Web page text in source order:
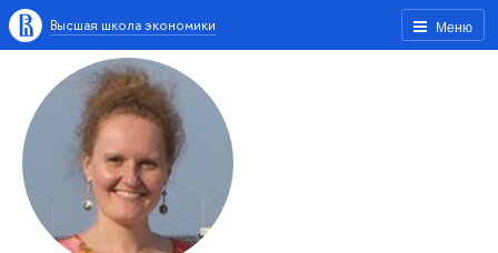
Меню
Высшая школа экономики